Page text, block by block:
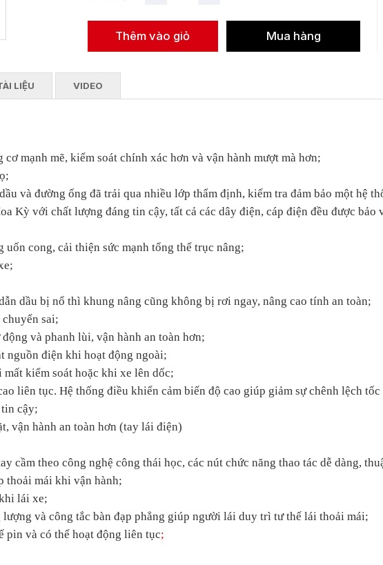
LIỆU VIDEO
mạnh mẽ, kiểm soát chính xác hơn và vận hành mượt mà hơn;
và đường ống đã trải qua nhiều lớp thẩm định, kiểm tra đảm bảo một hệ
Kỳ với chất lượng đáng tin cậy, tất cả các dây điện, cáp điện đều được bảo
cong, cải thiện sức mạnh tổng thể trục nâng;
dầu bị nổ thì khung nâng cũng không bị rơi ngay, nâng cao tính an toàn;
sai;
và phanh lùi, vận hành an toàn hơn;
nguồn điện khi hoạt động ngoài;
kiểm soát hoặc khi xe lên dốc;
liên tục. Hệ thống điều khiển cảm biến độ cao giúp giảm sự chênh lệch
cậy;
vận hành an toàn hơn (tay lái điện)
cầm theo công nghệ công thái học, các nút chức năng thao tác dễ dàng,
thoải mái khi vận hành;
lái xe;
và công tắc bàn đạp phẳng giúp người lái duy trì tư thế lái thoải mái;
pin và có thể hoạt động liên tục;